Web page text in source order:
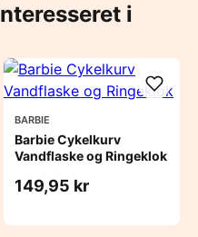
i
BARBIE
Barbie Cykelkurv
Vandflaske og Ringeklok
149,95 kr